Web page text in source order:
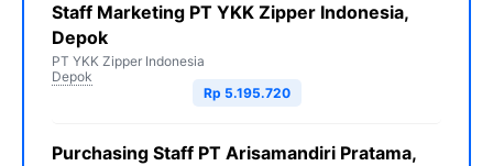
Staff Marketing PT YKK Zipper Indonesia,
Depok
PT YKK Zipper Indonesia
Depok
Rp 5.195.720
Purchasing Staff PT Arisamandiri Pratama,